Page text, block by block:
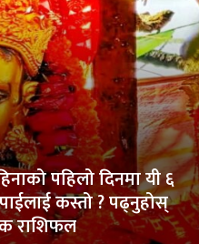
पहिलो दिनमा यी ६
कस्तो ? पढ्नुहोस्
राशिफल